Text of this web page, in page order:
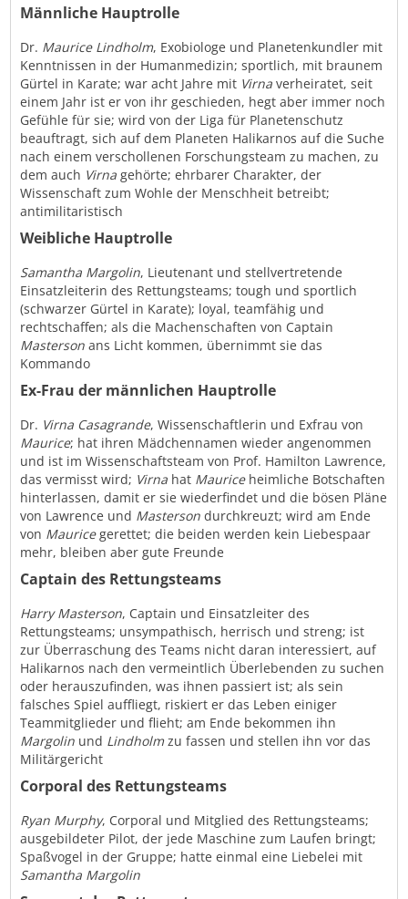
Männliche Hauptrolle
Dr. Maurice Lindholm, Exobiologe und Planetenkundler mit
Kenntnissen in der Humanmedizin; sportlich, mit braunem
Gürtel in Karate; war acht Jahre mit Virna verheiratet, seit
einem Jahr ist er von ihr geschieden, hegt aber immer noch
Gefühle für sie; wird von der Liga für Planetenschutz
beauftragt, sich auf dem Planeten Halikarnos auf die Suche
nach einem verschollenen Forschungsteam zu machen, zu
dem auch Virnagehörte; ehrbarer Charakter, der
Wissenschaft zum Wohle der Menschheit betreibt;
antimilitaristisch
Weibliche Hauptrolle
Samantha Margolin, Lieutenant und stellvertretende
Einsatzleiterin des Rettungsteams; tough und sportlich
(schwarzer Gürtel in Karate); loyal, teamfähig und
rechtschaffen; als die Machenschaften von Captain
Masterson ans Licht kommen, übernimmt sie das
Kommando
Ex-Frau der männlichen Hauptrolle
Dr. Virna Casagrande, Wissenschaftlerin und Exfrau von
Maurice; hat ihren Mädchennamen wieder angenommen
und ist im Wissenschaftsteam von Prof. Hamilton Lawrence,
das vermisst wird; Virna hat Maurice heimliche Botschaften
hinterlassen, damit er sie wiederfindet und die bösen Pläne
von Lawrence und Masterson durchkreuzt; wird am Ende
von Mauricegerettet; die beiden werden kein Liebespaar
mehr, bleiben aber gute Freunde
Captain des Rettungsteams
Harry Masterson, Captain und Einsatzleiter des
Rettungsteams; unsympathisch, herrisch und streng; ist
zur Überraschung des Teams nicht daran interessiert, auf
Halikarnos nach den vermeintlich Überlebenden zu suchen
oder herauszufinden, was ihnen passiert ist; als sein
falsches Spiel auffliegt, riskiert er das Leben einiger
Teammitglieder und flieht; am Ende bekommen ihn
Margolin und Lindholmzu fassen und stellen ihn vor das
Militärgericht
Corporal des Rettungsteams
Ryan Murphy, Corporal und Mitglied des Rettungsteams;
ausgebildeter Pilot, der jede Maschine zum Laufen bringt;
Spaßvogel in der Gruppe; hatte einmal eine Liebelei mit
Samantha Margolin